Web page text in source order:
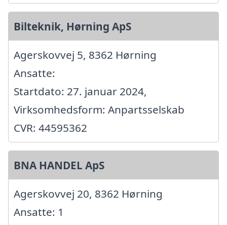
Bilteknik, Hørning ApS
Agerskovvej 5, 8362 Hørning
Ansatte:
Startdato: 27. januar 2024,
Virksomhedsform: Anpartsselskab
CVR: 44595362
BNA HANDEL ApS
Agerskovvej 20, 8362 Hørning
Ansatte: 1